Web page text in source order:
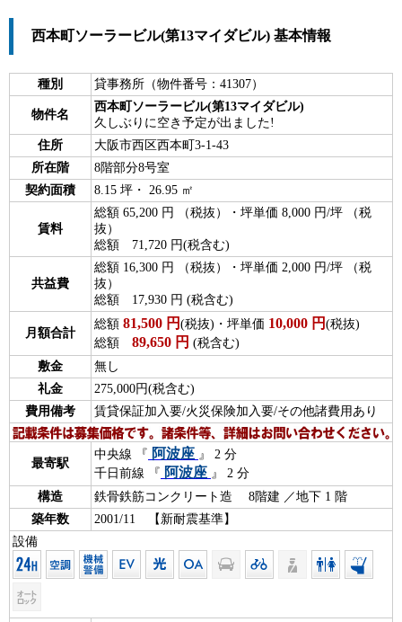
西本町ソーラービル(第13マイダビル) 基本情報
種別 貸事務所（物件番号：41307）
物件名
西本町ソーラービル(第13マイダビル)
久しぶりに空き予定が出ました!
住所
大阪市西区西本町3-1-43
所在階
8階部分8号室
契約面積
8.15 坪・ 26.95 ㎡
賃料
総額 65,200 円 （税抜）・坪単価 8,000 円/坪 （税
抜）
総額 71,720 円(税含む)
共益費
総額 16,300 円 （税抜）・坪単価 2,000 円/坪 （税
抜）
総額 17,930 円 (税含む)
月額合計
総額 81,500 円 (税抜)・坪単価 10,000 円 (税抜)
総額 89,650 円 (税含む)
敷金
無し
礼金
275,000円(税含む)
費用備考
賃貸保証加入要/火災保険加入要/その他諸費用あり
最寄駅
中央線 『 阿波座 』 2 分
千日前線 『 阿波座 』 2 分
構造
鉄骨鉄筋コンクリート造 8階建 ／地下 1 階
築年数
2001/11 【新耐震基準】
設備